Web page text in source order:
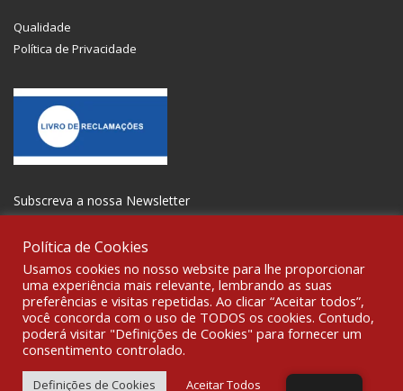
Qualidade
Política de Privacidade
Subscreva a nossa Newsletter
SOCIALIZE
© 2021 All rights reserved Gravoplot-Gravação,Impressão e
Sinalética Lda. WebDesign:
Fibra Design.
Política de Cookies
Usamos cookies no nosso website para lhe proporcionar
uma experiência mais relevante, lembrando as suas
preferências e visitas repetidas. Ao clicar “Aceitar todos”,
você concorda com o uso de TODOS os cookies. Contudo,
poderá visitar "Definições de Cookies" para fornecer um
consentimento controlado.
Definições de Cookies Aceitar Todos